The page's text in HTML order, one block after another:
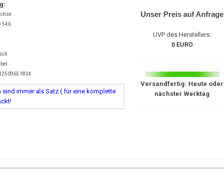
546
sind immer als Satz ( für eine komplette
Unser Preis auf Anfrage
UVP des Herstellers:
0 EURO
Versandfertig: Heute oder
nächster Werktag